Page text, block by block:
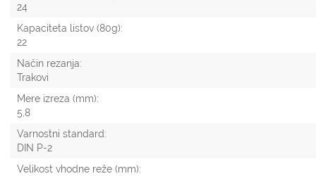
24
Kapaciteta listov (80g):
22
Način rezanja:
Trakovi
Mere izreza (mm):
5,8
Varnostni standard:
DIN P-2
Velikost vhodne reže (mm):